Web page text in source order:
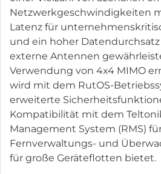
Netzwerkgeschwindigkeiten
Latenz für
und ein hoher
externe Antennen
Verwendung von 4x4 MIMO
wird mit dem RutOS-
erweiterte
Kompatibilität mit dem
Management System (RMS)
Fernverwaltungs- und
für große Geräteflotten bietet.